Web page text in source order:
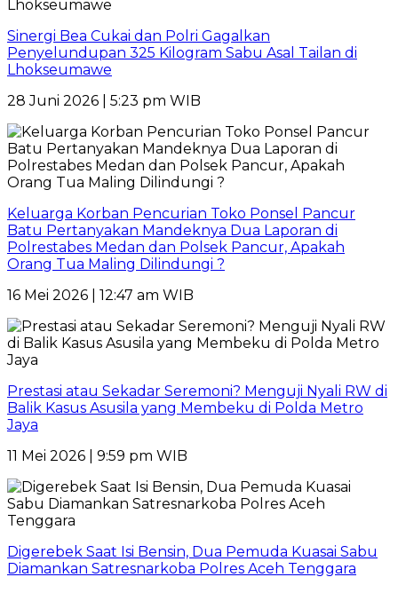
Sinergi Bea Cukai dan Polri Gagalkan
Penyelundupan 325 Kilogram Sabu Asal Tailan di
Lhokseumawe
28 Juni 2026 | 5:23 pm WIB
Keluarga Korban Pencurian Toko Ponsel Pancur
Batu Pertanyakan Mandeknya Dua Laporan di
Polrestabes Medan dan Polsek Pancur, Apakah
Orang Tua Maling Dilindungi ?
16 Mei 2026 | 12:47 am WIB
Prestasi atau Sekadar Seremoni? Menguji Nyali RW di
Balik Kasus Asusila yang Membeku di Polda Metro
Jaya
11 Mei 2026 | 9:59 pm WIB
Digerebek Saat Isi Bensin, Dua Pemuda Kuasai Sabu
Diamankan Satresnarkoba Polres Aceh Tenggara